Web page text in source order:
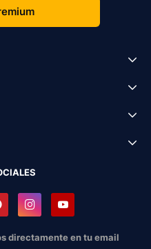
directamente en tu email